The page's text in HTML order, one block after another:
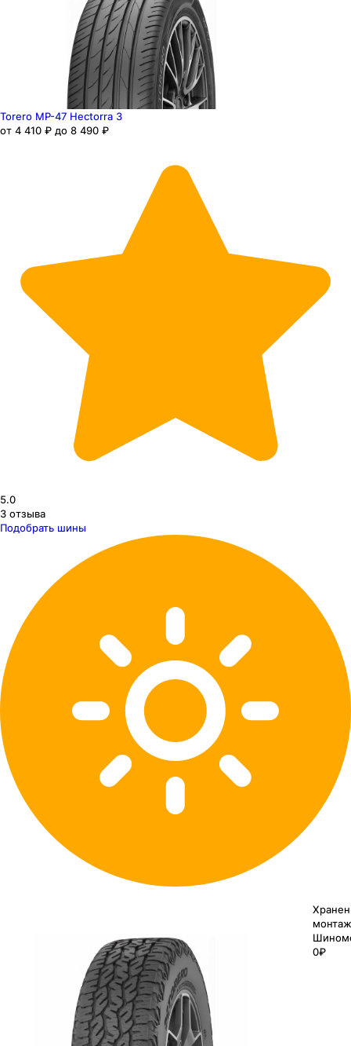
Torero MP-47 Hectorra 3
от 4 410 ₽ до 8 490 ₽
5.0
3 отзыва
Подобрать шины
0₽